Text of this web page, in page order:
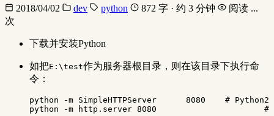
2018/04/02 dev python 872 字 · 约 3 分钟 阅读 ...
次
下载并安装Python
如把E:\test作为服务器根目录，则在该目录下执行命
令：
python -m
# Python2
python
-m #